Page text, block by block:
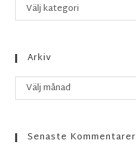
Välj kategori
Arkiv
Välj månad
Senaste Kommentarer